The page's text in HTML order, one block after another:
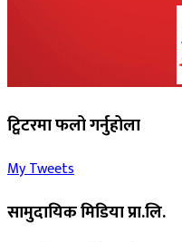
ट्विटरमा फलो गर्नुहोला
My Tweets
सामुदायिक मिडिया प्रा.लि.